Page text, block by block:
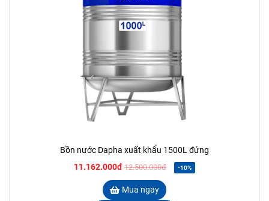
Bồn nước Dapha xuất khẩu 1500L đứng
11.162.000đ 12.500.000đ -10%
Mua ngay